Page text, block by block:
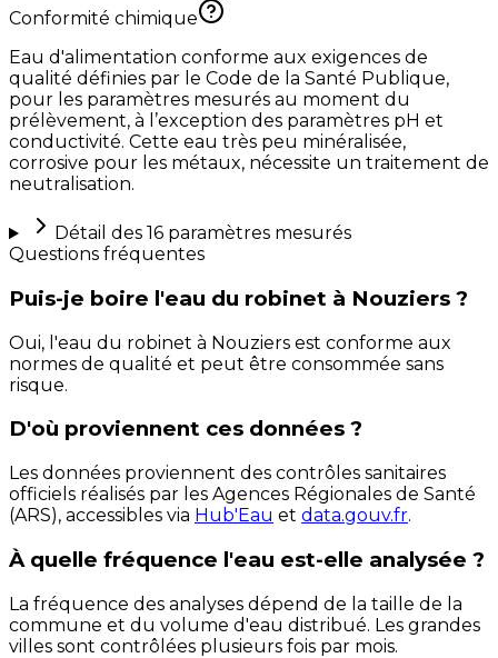
Conformité chimique
Eau d'alimentation conforme aux exigences de
qualité définies par le Code de la Santé Publique,
pour les paramètres mesurés au moment du
prélèvement, à l’exception des paramètres pH et
conductivité. Cette eau très peu minéralisée,
corrosive pour les métaux, nécessite un traitement de
neutralisation.
Détail des 16paramètres mesurés
Questions fréquentes
Puis-je boire l'eau du robinet à Nouziers ?
Oui, l'eau du robinet à Nouziers est conforme aux
normes de qualité et peut être consommée sans
risque.
D'où proviennent ces données ?
Les données proviennent des contrôles sanitaires
officiels réalisés par les Agences Régionales de Santé
(ARS), accessibles via Hub'Eau et data.gouv.fr.
À quelle fréquence l'eau est-elle analysée ?
La fréquence des analyses dépend de la taille de la
commune et du volume d'eau distribué. Les grandes
villes sont contrôlées plusieurs fois par mois.